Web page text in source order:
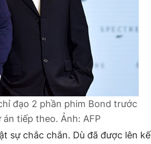
đạo 2 phần phim Bond trước
án tiếp theo. Ảnh: AFP
sự chắc chắn. Dù đã được lên kế